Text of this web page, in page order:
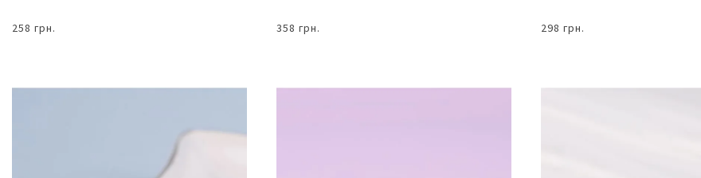
258 грн. 358 грн. 298 грн.